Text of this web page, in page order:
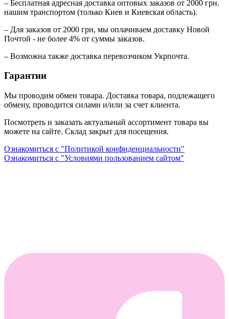
– Бесплатная адресная доставка оптовых заказов от 2000 грн.
нашим транспортом (только Киев и Киевская область).
– Для заказов от 2000 грн, мы оплачиваем доставку Новой
Почтой - не более 4% от суммы заказов.
– Возможна также доставка перевозчиком Укрпочта.
Гарантии
Мы проводим обмен товара. Доставка товара, подлежащего
обмену, проводится силами и/или за счет клиента.
Посмотреть и заказать актуальный ассортимент товара вы
можете на сайте. Склад закрыт для посещения.
Ознакомиться с "Политикой конфиденциальности"
Ознакомиться с "Условиями пользованием сайтом"